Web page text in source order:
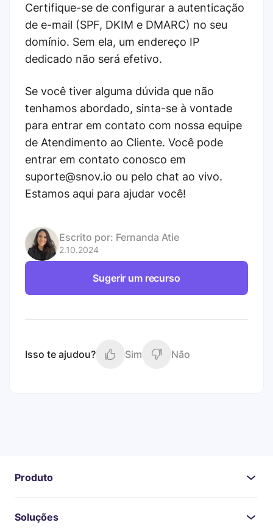
Certifique-se de configurar a autenticação
de e-mail (SPF, DKIM e DMARC) no seu
domínio. Sem ela, um endereço IP
dedicado não será efetivo.
Se você tiver alguma dúvida que não
tenhamos abordado, sinta-se à vontade
para entrar em contato com nossa equipe
de Atendimento ao Cliente. Você pode
entrar em contato conosco em
suporte@snov.io ou pelo chat ao vivo.
Estamos aqui para ajudar você!
Escrito por: Fernanda Atie
2.10.2024
Sugerir um recurso
Isso te ajudou? Sim Não
Produto
Soluções